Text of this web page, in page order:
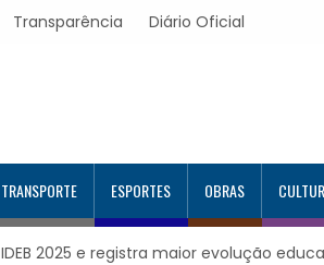
Transparência Diário Oficial
TRANSPORTE ESPORTES OBRAS
Itapevi forma mais 120 estudantes no